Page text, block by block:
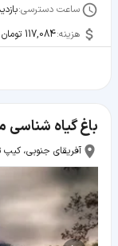
ساعت دسترسی:
هزینه:117,084 تومان
باغ گیاه